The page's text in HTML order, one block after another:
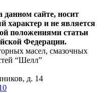
сайте, носит
характер и не является
положениями статьи
Федерации.
масел, смазочных
“Шелл”
д. 14